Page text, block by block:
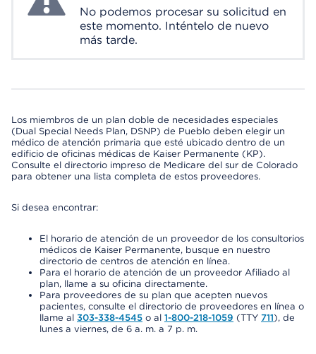
No podemos procesar su solicitud en
este momento. Inténtelo de nuevo
más tarde.
Los miembros de un plan doble de necesidades especiales
(Dual Special Needs Plan, DSNP) de Pueblo deben elegir un
médico de atención primaria que esté ubicado dentro de un
edificio de oficinas médicas de Kaiser Permanente (KP).
Consulte el directorio impreso de Medicare del sur de Colorado
para obtener una lista completa de estos proveedores.
Si desea encontrar:
El horario de atención de un proveedor de los consultorios
médicos de Kaiser Permanente, busque en nuestro
directorio de centros de atención en línea.
Para el horario de atención de un proveedor Afiliado al
plan, llame a su oficina directamente.
Para proveedores de su plan que acepten nuevos
pacientes, consulte el directorio de proveedores en línea o
llame al 303-338-4545 o al 1-800-218-1059 (TTY 711), de
lunes a viernes, de 6 a. m. a 7 p. m.